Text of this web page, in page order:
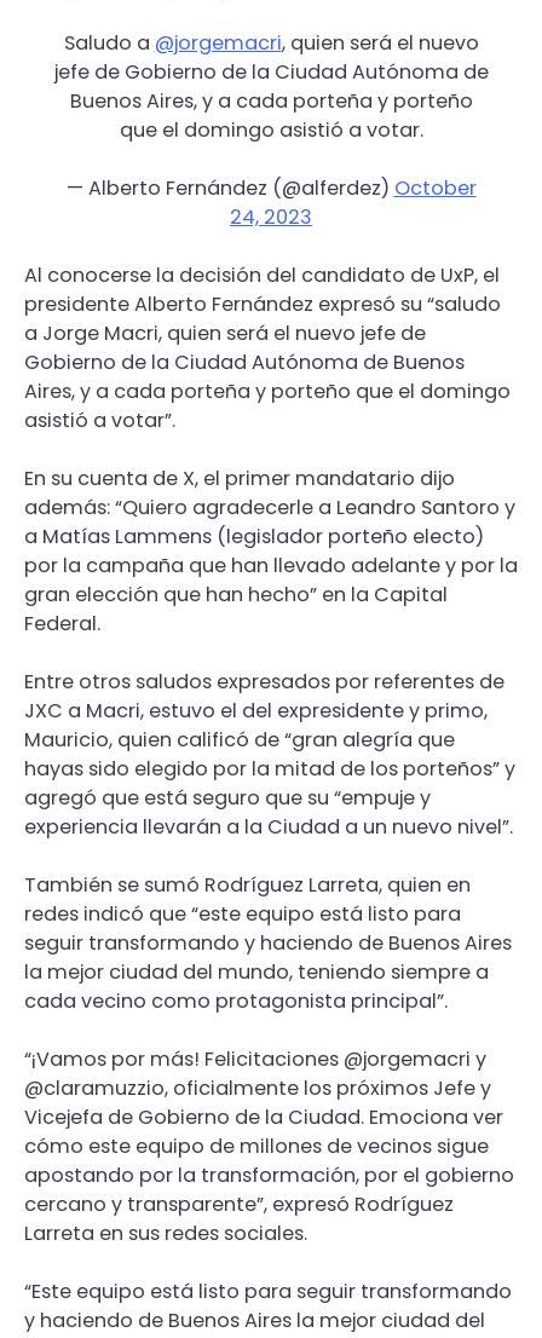
Saludo a @jorgemacri, quien será el nuevo
jefe de Gobierno de la Ciudad Autónoma de
Buenos Aires, y a cada porteña y porteño
que el domingo asistió a votar.
— Alberto Fernández (@alferdez) October
24, 2023
Al conocerse la decisión del candidato de UxP, el
presidente Alberto Fernández expresó su “saludo
a Jorge Macri, quien será el nuevo jefe de
Gobierno de la Ciudad Autónoma de Buenos
Aires, y a cada porteña y porteño que el domingo
asistió a votar”.
En su cuenta de X, el primer mandatario dijo
además: “Quiero agradecerle a Leandro Santoro y
a Matías Lammens (legislador porteño electo)
por la campaña que han llevado adelante y por la
gran elección que han hecho” en la Capital
Federal.
Entre otros saludos expresados por referentes de
JXC a Macri, estuvo el del expresidente y primo,
Mauricio, quien calificó de “gran alegría que
hayas sido elegido por la mitad de los porteños” y
agregó que está seguro que su “empuje y
experiencia llevarán a la Ciudad a un nuevo nivel”.
También se sumó Rodríguez Larreta, quien en
redes indicó que “este equipo está listo para
seguir transformando y haciendo de Buenos Aires
la mejor ciudad del mundo, teniendo siempre a
cada vecino como protagonista principal”.
“¡Vamos por más! Felicitaciones @jorgemacri y
@claramuzzio, oficialmente los próximos Jefe y
Vicejefa de Gobierno de la Ciudad. Emociona ver
cómo este equipo de millones de vecinos sigue
apostando por la transformación, por el gobierno
cercano y transparente”, expresó Rodríguez
Larreta en sus redes sociales.
“Este equipo está listo para seguir transformando
y haciendo de Buenos Aires la mejor ciudad del